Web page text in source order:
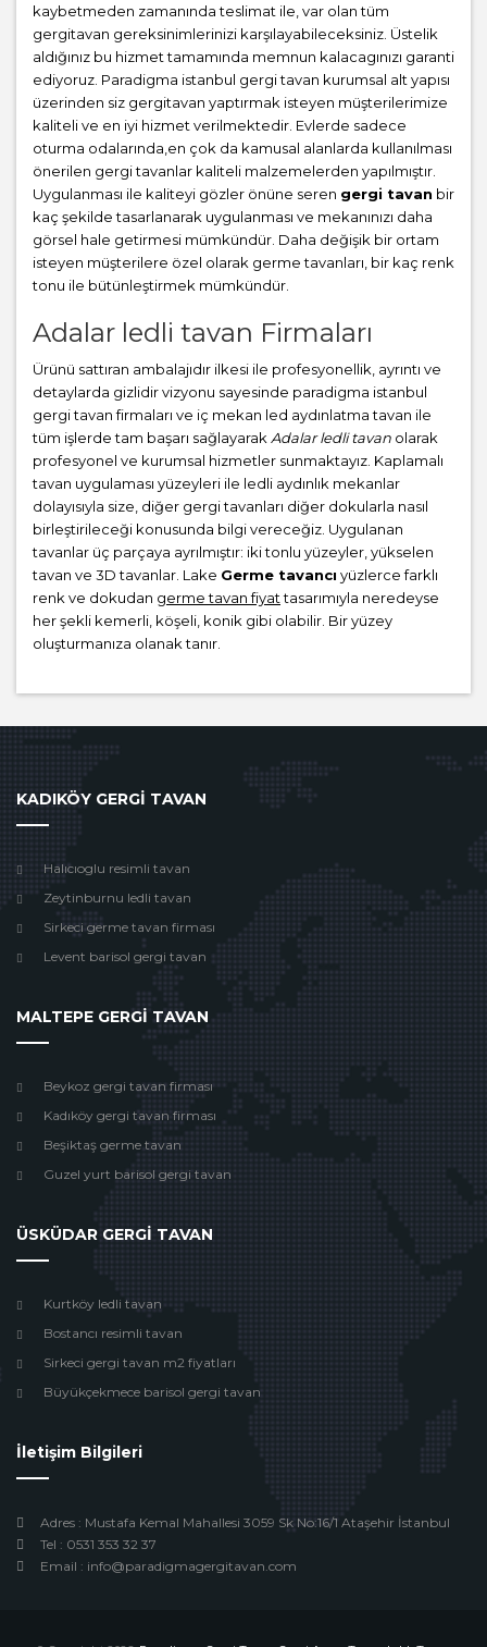
kaybetmeden zamanında teslimat ile, var olan tüm
gergitavan gereksinimlerinizi karşılayabileceksiniz. Üstelik
aldığınız bu hizmet tamamında memnun kalacagınızı garanti
ediyoruz. Paradigma istanbul gergi tavan kurumsal alt yapısı
üzerinden siz gergitavan yaptırmak isteyen müşterilerimize
kaliteli ve en iyi hizmet verilmektedir. Evlerde sadece
oturma odalarında,en çok da kamusal alanlarda kullanılması
önerilen gergi tavanlar kaliteli malzemelerden yapılmıştır.
Uygulanması ile kaliteyi gözler önüne seren gergi tavan bir
kaç şekilde tasarlanarak uygulanması ve mekanınızı daha
görsel hale getirmesi mümkündür. Daha değişik bir ortam
isteyen müşterilere özel olarak germe tavanları, bir kaç renk
tonu ile bütünleştirmek mümkündür.
Adalar ledli tavan Firmaları
Ürünü sattıran ambalajıdır ilkesi ile profesyonellik, ayrıntı ve
detaylarda gizlidir vizyonu sayesinde paradigma istanbul
gergi tavan firmaları ve iç mekan led aydınlatma tavan ile
tüm işlerde tam başarı sağlayarak Adalar ledli tavan olarak
profesyonel ve kurumsal hizmetler sunmaktayız. Kaplamalı
tavan uygulaması yüzeyleri ile ledli aydınlık mekanlar
dolayısıyla size, diğer gergi tavanları diğer dokularla nasıl
birleştirileceği konusunda bilgi vereceğiz. Uygulanan
tavanlar üç parçaya ayrılmıştır: iki tonlu yüzeyler, yükselen
tavan ve 3D tavanlar. Lake Germe tavancı yüzlerce farklı
renk ve dokudan germe tavan fiyattasarımıyla neredeyse
her şekli kemerli, köşeli, konik gibi olabilir. Bir yüzey
oluşturmanıza olanak tanır.
KADIKÖY GERGİ TAVAN
Halıcıoglu resimli tavan
Zeytinburnu ledli tavan
Sirkeci germe tavan firması
Levent barisol gergi tavan
MALTEPE GERGİ TAVAN
Beykoz gergi tavan firması
Kadıköy gergi tavan firması
Beşiktaş germe tavan
Guzel yurt barisol gergi tavan
ÜSKÜDAR GERGİ TAVAN
Kurtköy ledli tavan
Bostancı resimli tavan
Sirkeci gergi tavan m2 fiyatları
Büyükçekmece barisol gergi tavan
İletişim Bilgileri
Adres : Mustafa Kemal Mahallesi 3059 Sk No:16/1 Ataşehir İstanbul
Tel : 0531 353 32 37
Email : info@paradigmagergitavan.com